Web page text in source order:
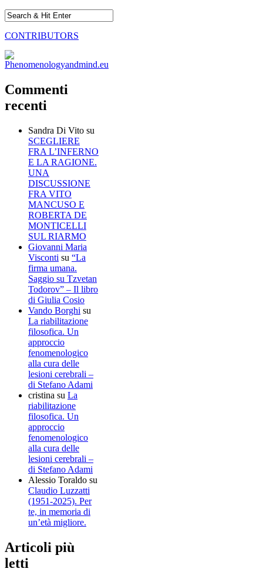
CONTRIBUTORS
Commenti
recenti
Sandra Di Vito su
SCEGLIERE
FRA L’INFERNO
E LA RAGIONE.
UNA
DISCUSSIONE
FRA VITO
MANCUSO E
ROBERTA DE
MONTICELLI
SUL RIARMO
Giovanni Maria
Visconti su “La
firma umana.
Saggio su Tzvetan
Todorov” – Il libro
di Giulia Cosio
Vando Borghi su
La riabilitazione
filosofica. Un
approccio
fenomenologico
alla cura delle
lesioni cerebrali –
di Stefano Adami
cristina su La
riabilitazione
filosofica. Un
approccio
fenomenologico
alla cura delle
lesioni cerebrali –
di Stefano Adami
Alessio Toraldo su
Claudio Luzzatti
(1951-2025). Per
te, in memoria di
un’età migliore.
Articoli più
letti